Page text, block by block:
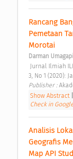
Rancang
Pemetaan
Morotai
Darman Umagapi
3, No 1 (2020):
Publisher :
Show Abstract|
Check in
Analisis
Geografis
Map API